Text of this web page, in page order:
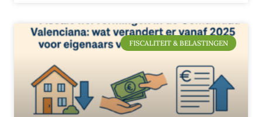
FISCALITEIT & BELASTINGEN